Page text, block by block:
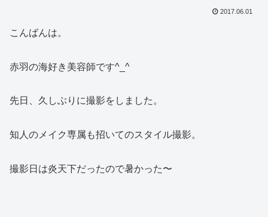
2017.06.01
こんばんは。
赤羽の海好き美容師です^_^
先日、久しぶりに撮影をしました。
知人のメイク専属も招いてのスタイル撮影。
撮影日は炎天下だったので暑かった〜